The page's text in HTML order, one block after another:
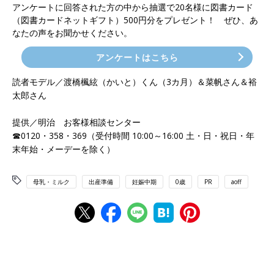
アンケートに回答された方の中から抽選で20名様に図書カード
（図書カードネットギフト）500円分をプレゼント！ ぜひ、あ
なたの声をお聞かせください。
アンケートはこちら
読者モデル／渡橋楓絃（かいと）くん（3カ月）＆菜帆さん＆裕
太郎さん
提供／明治 お客様相談センター
☎0120・358・369（受付時間 10:00～16:00 土・日・祝日・年
末年始・メーデーを除く）
母乳・ミルク 出産準備 妊娠中期 0歳 PR aoff